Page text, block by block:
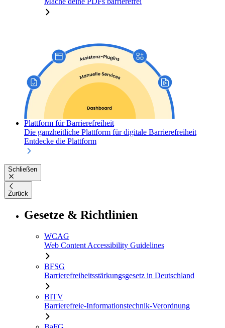
Plattform für Barrierefreiheit
Die ganzheitliche Plattform für digitale Barrierefreiheit
Entdecke die Plattform
Schließen
Zurück
Gesetze & Richtlinien
WCAG
Web Content Accessibility Guidelines
BFSG
Barrierefreiheitsstärkungsgesetz in Deutschland
BITV
Barrierefreie-Informationstechnik-Verordnung